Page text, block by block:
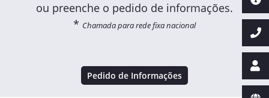
ou preenche o pedido de informações.
* Chamada para rede fixa nacional
Pedido de Informações